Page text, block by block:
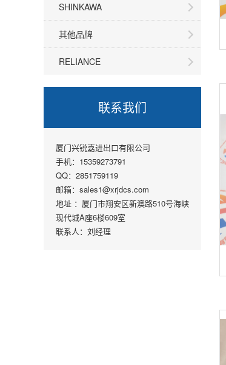
SHINKAWA
其他品牌
RELIANCE
联系我们
厦门兴锐嘉进出口有限公司
手机：15359273791
QQ：2851759119
邮箱：sales1@xrjdcs.com
地址 ：厦门市翔安区新澳路510号海峡
现代城A座6楼609室
联系人：刘经理